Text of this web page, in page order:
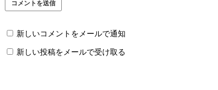
新しいコメントをメールで通知
新しい投稿をメールで受け取る